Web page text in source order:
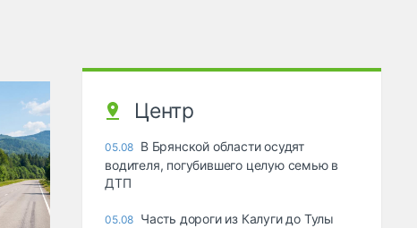
Центр
05.08 В Брянской области осудят
водителя, погубившего целую семью в
ДТП
05.08 Часть дороги из Калуги до Тулы